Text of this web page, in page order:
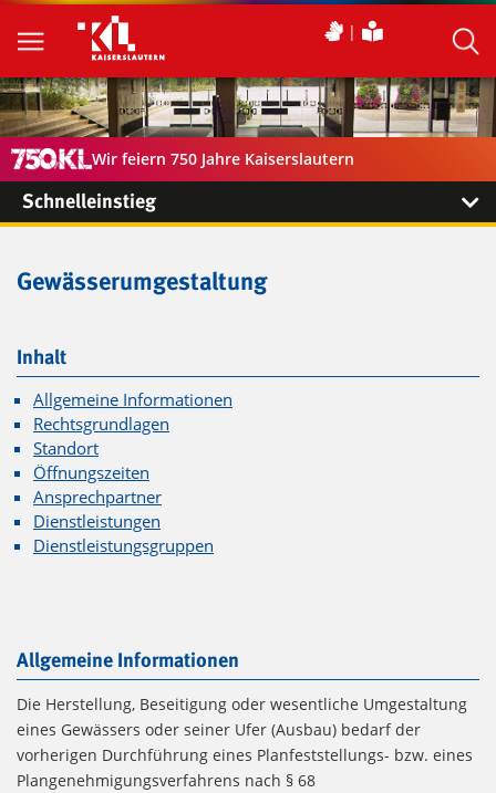
Wir feiern 750 Jahre Kaiserslautern
Schnelleinstieg
Gewässerumgestaltung
Inhalt
Allgemeine Informationen
Rechtsgrundlagen
Standort
Öffnungszeiten
Ansprechpartner
Dienstleistungen
Dienstleistungsgruppen
Allgemeine Informationen
Die Herstellung, Beseitigung oder wesentliche Umgestaltung
eines Gewässers oder seiner Ufer (Ausbau) bedarf der
vorherigen Durchführung eines Planfeststellungs- bzw. eines
Plangenehmigungsverfahrens nach § 68